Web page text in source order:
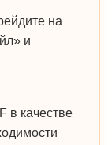
на
и
в качестве